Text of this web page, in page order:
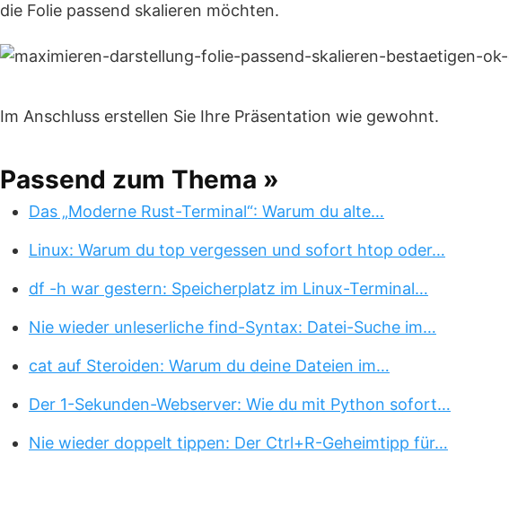
die Folie passend skalieren möchten.
Im Anschluss erstellen Sie Ihre Präsentation wie gewohnt.
Passend zum Thema »
Das „Moderne Rust-Terminal“: Warum du alte…
Linux: Warum du top vergessen und sofort htop oder…
df -h war gestern: Speicherplatz im Linux-Terminal…
Nie wieder unleserliche find-Syntax: Datei-Suche im…
cat auf Steroiden: Warum du deine Dateien im…
Der 1-Sekunden-Webserver: Wie du mit Python sofort…
Nie wieder doppelt tippen: Der Ctrl+R-Geheimtipp für…